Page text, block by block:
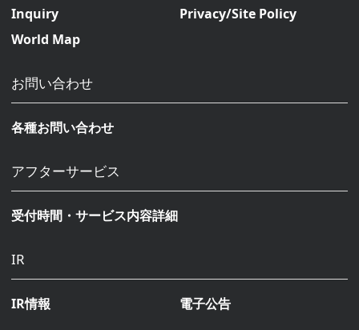
Inquiry
Privacy/Site Policy
World Map
お問い合わせ
各種お問い合わせ
アフターサービス
受付時間・サービス内容詳細
IR
IR情報 電子公告